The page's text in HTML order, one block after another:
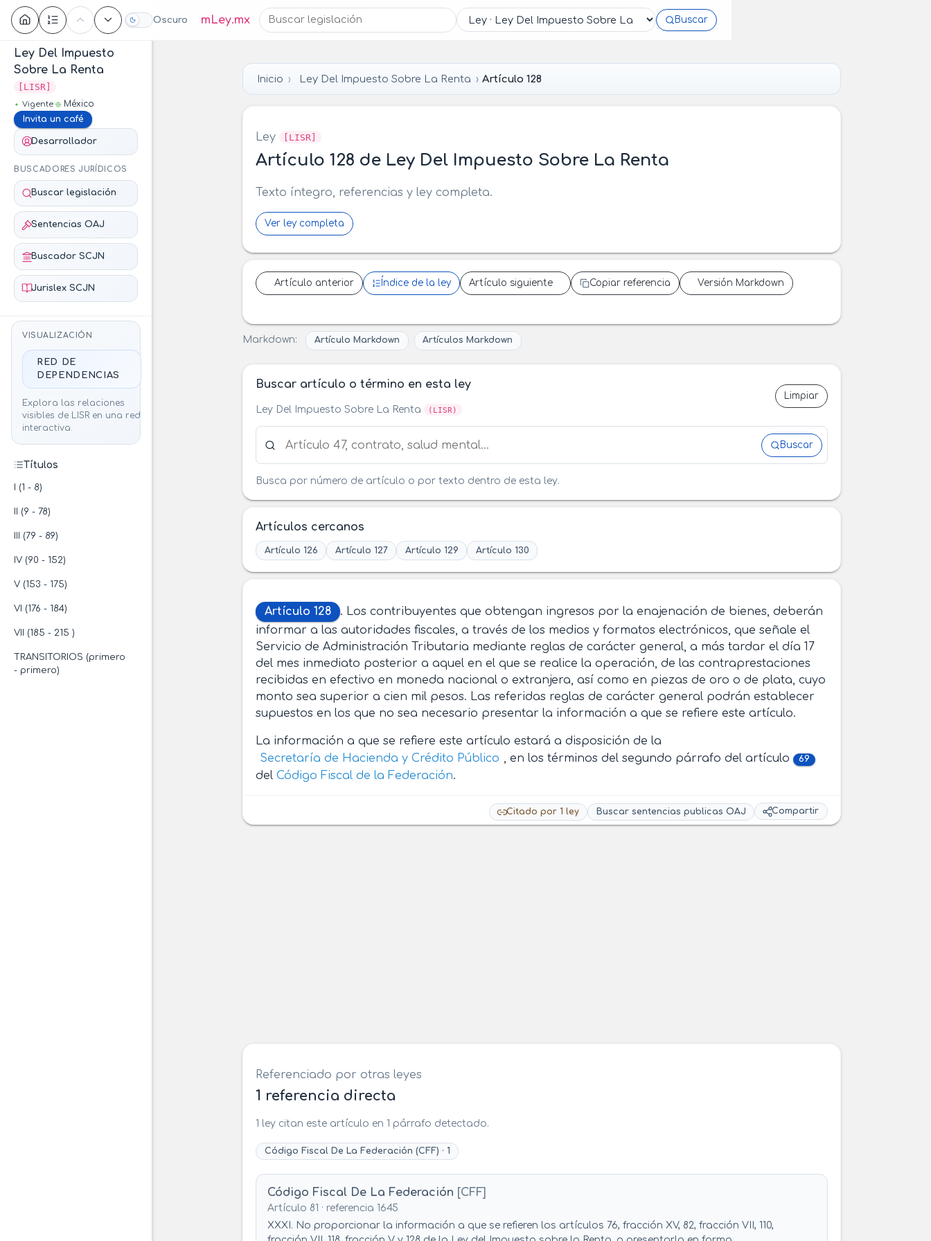
Oscuro mLey.mx Buscar
Contenido
Ley Del Impuesto
Sobre La Renta
[LISR]
Vigente
México
Invita un café
Desarrollador
BUSCADORES JURÍDICOS
Buscar legislación
Sentencias OAJ
Buscador SCJN
Jurislex SCJN
VISUALIZACIÓN
RED DE
DEPENDENCIAS
Explora las relaciones
visibles de LISR en una red
interactiva.
Títulos
I (1 - 8)
II (9 - 78)
III (79 - 89)
IV (90 - 152)
V (153 - 175)
VI (176 - 184)
VII (185 - 215 )
TRANSITORIOS (primero
- primero)
Inicio Ley Del Impuesto Sobre La Renta Artículo 128
Ley [LISR]
Artículo 128 de Ley Del Impuesto Sobre La Renta
Texto íntegro, referencias y ley completa.
Ver ley completa
Artículo anterior Índice de la ley Artículo siguiente Copiar referencia Versión Markdown
Markdown: Artículo Markdown Artículos Markdown
Buscar artículo o término en esta ley
Ley Del Impuesto Sobre La Renta (LISR)
Limpiar
Buscar
Busca por número de artículo o por texto dentro de esta ley.
Artículos cercanos
Artículo 126 Artículo 127 Artículo 129 Artículo 130
Artículo 128
. Los contribuyentes que obtengan ingresos por la enajenación de bienes, deberán
informar a las autoridades fiscales, a través de los medios y formatos electrónicos, que señale el
Servicio de Administración Tributaria mediante reglas de carácter general, a más tardar el día 17
del mes inmediato posterior a aquel en el que se realice la operación, de las contraprestaciones
recibidas en efectivo en moneda nacional o extranjera, así como en piezas de oro o de plata, cuyo
monto sea superior a cien mil pesos. Las referidas reglas de carácter general podrán establecer
supuestos en los que no sea necesario presentar la información a que se refiere este artículo.
La información a que se refiere este artículo estará a disposición de la
Secretaría de Hacienda y Crédito Público , en los términos del segundo párrafo del artículo 69
delCódigo Fiscal de la Federación.
Citado por 1 ley Buscar sentencias publicas OAJ Compartir
Referenciado por otras leyes
1 referencia directa
1 ley citan este artículo en 1 párrafo detectado.
Código Fiscal De La Federación (CFF) · 1
Código Fiscal De La Federación [CFF]
Artículo 81 · referencia 1645
XXXI. No proporcionar la información a que se refieren los artículos 76, fracción XV, 82, fracción VII, 110,